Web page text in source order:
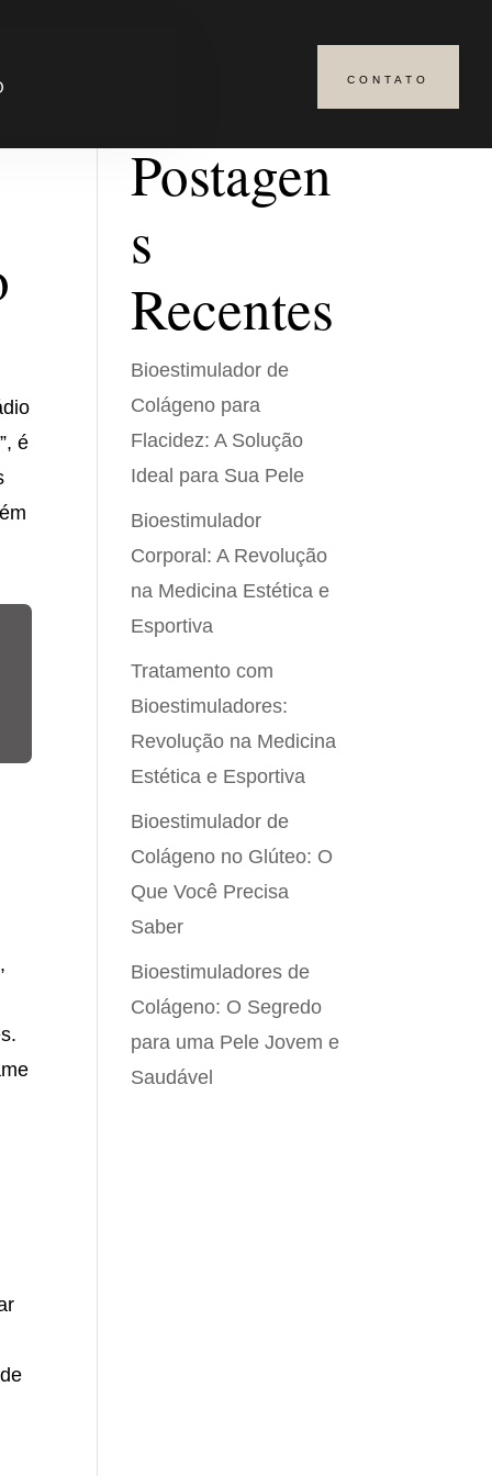
CONTATO
é
Postagen
s
Recentes
Bioestimulador de
Colágeno para
Flacidez: A Solução
Ideal para Sua Pele
Bioestimulador
Corporal: A Revolução
na Medicina Estética e
Esportiva
Tratamento com
Bioestimuladores:
Revolução na Medicina
Estética e Esportiva
Bioestimulador de
Colágeno no Glúteo: O
Que Você Precisa
Saber
Bioestimuladores de
Colágeno: O Segredo
para uma Pele Jovem e
Saudável